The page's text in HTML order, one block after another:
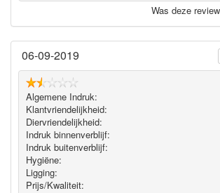
Was deze
06-09-2019
Algemene Indruk:
Klantvriendelijkheid:
Diervriendelijkheid:
Indruk binnenverblijf:
Indruk buitenverblijf:
Hygiëne‎:
Ligging:
Prijs/Kwaliteit: